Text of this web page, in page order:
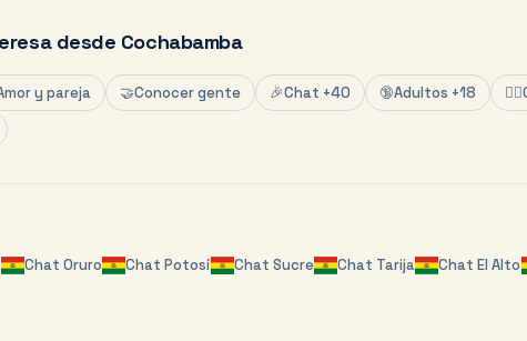
desde Cochabamba
y pareja 🤝Conocer gente 🎉Chat +40 🔞Adultos +18 🏳️‍🌈
Chat Oruro ChatPotosí Chat Sucre Chat Tarija ChatEl Alto